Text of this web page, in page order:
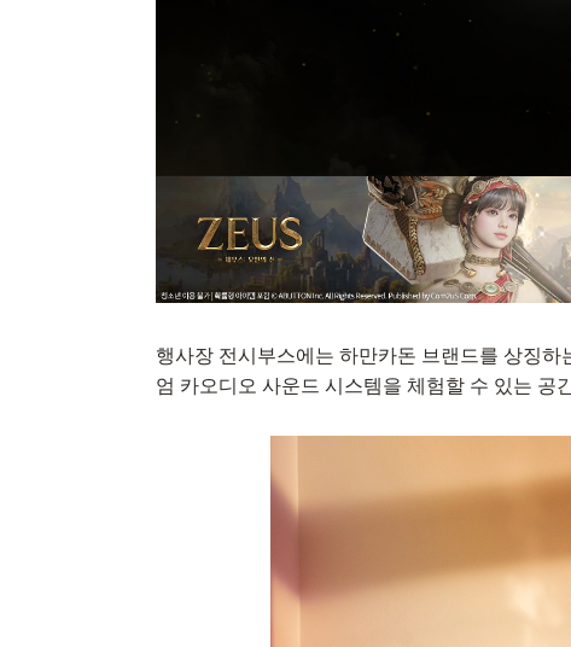
행사장 전시부스에는 하만카돈 브랜드를 상징
엄 카오디오 사운드 시스템을 체험할 수 있는 공